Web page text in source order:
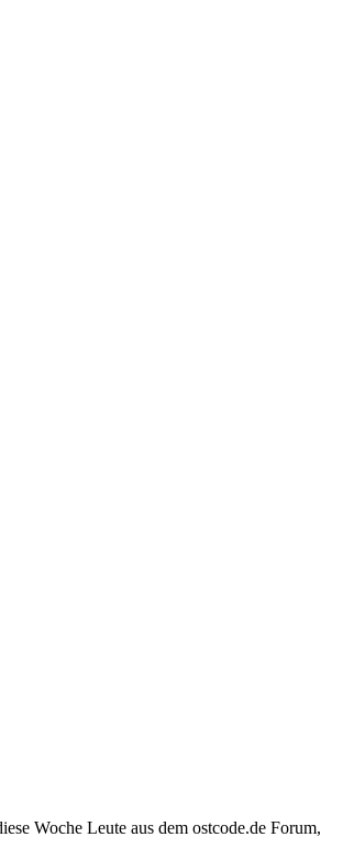
Woche Leute aus dem ostcode.de Forum,